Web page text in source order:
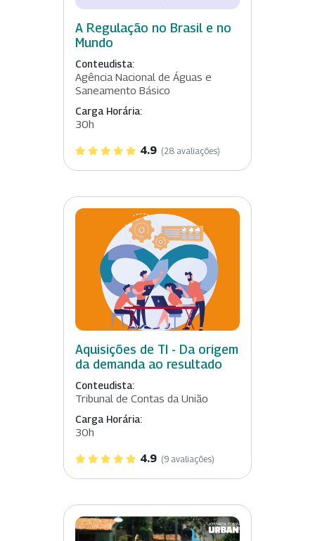
A Regulação no Brasil e no
Mundo
Conteudista:
Agência Nacional de Águas e
Saneamento Básico
Carga Horária:
30h
4.9 (28 avaliações)
Aquisições de TI - Da origem
da demanda ao resultado
Conteudista:
Tribunal de Contas da União
Carga Horária:
30h
4.9 (9 avaliações)